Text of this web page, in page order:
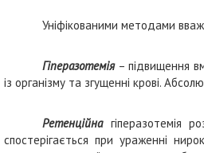
Уніфікованими методами
Гіперазотемія – підвищення
із організму та згущенні крові.
Ретенційнагіперазотемія
спостерігається при ураженні